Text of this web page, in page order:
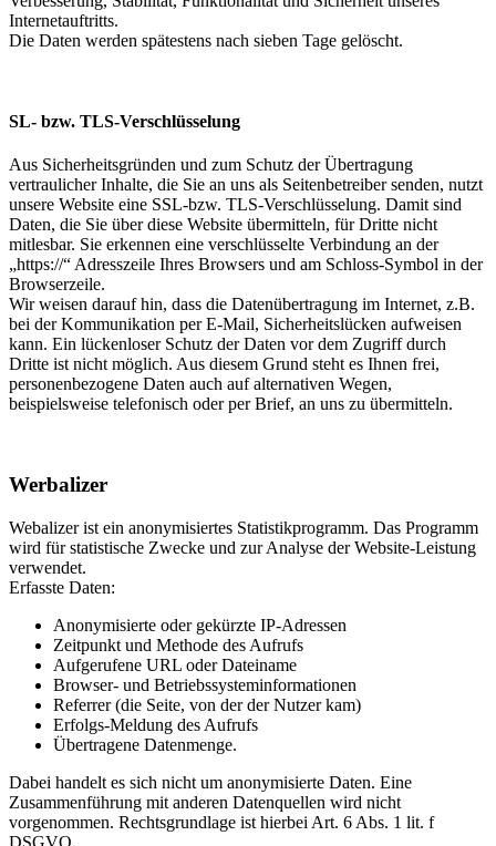
Internetauftritts.
Die Daten werden spätestens nach sieben Tage gelöscht.
SL- bzw. TLS-Verschlüsselung
Aus Sicherheitsgründen und zum Schutz der Übertragung
vertraulicher Inhalte, die Sie an uns als Seitenbetreiber senden, nutzt
unsere Website eine SSL-bzw. TLS-Verschlüsselung. Damit sind
Daten, die Sie über diese Website übermitteln, für Dritte nicht
mitlesbar. Sie erkennen eine verschlüsselte Verbindung an der
„https://“ Adresszeile Ihres Browsers und am Schloss-Symbol in der
Browserzeile.
Wir weisen darauf hin, dass die Datenübertragung im Internet, z.B.
bei der Kommunikation per E-Mail, Sicherheitslücken aufweisen
kann. Ein lückenloser Schutz der Daten vor dem Zugriff durch
Dritte ist nicht möglich. Aus diesem Grund steht es Ihnen frei,
personenbezogene Daten auch auf alternativen Wegen,
beispielsweise telefonisch oder per Brief, an uns zu übermitteln.
Werbalizer
Webalizer ist ein anonymisiertes Statistikprogramm. Das Programm
wird für statistische Zwecke und zur Analyse der Website-Leistung
verwendet.
Erfasste Daten:
Anonymisierte oder gekürzte IP-Adressen
Zeitpunkt und Methode des Aufrufs
Aufgerufene URL oder Dateiname
Browser- und Betriebssysteminformationen
Referrer (die Seite, von der der Nutzer kam)
Erfolgs-Meldung des Aufrufs
Übertragene Datenmenge.
Dabei handelt es sich nicht um anonymisierte Daten. Eine
Zusammenführung mit anderen Datenquellen wird nicht
vorgenommen. Rechtsgrundlage ist hierbei Art. 6 Abs. 1 lit. f
DSGVO.